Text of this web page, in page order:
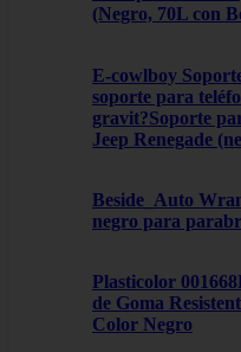
(Negro, 70L con
E-cowlboy
soporte para
gravit?Soporte
Jeep Renegade
Beside_Auto
negro para
Plasticolor
de Goma
Color Negro